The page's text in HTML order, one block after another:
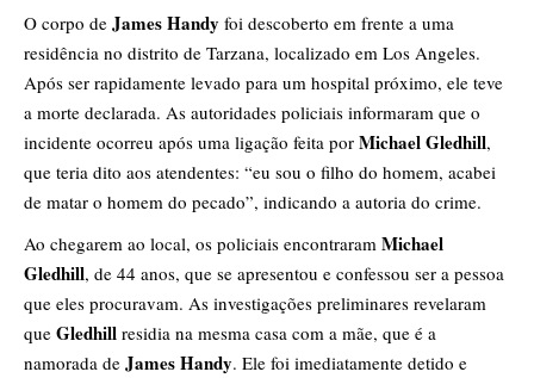
O corpo de James Handy foi descoberto em frente a uma
residência no distrito de Tarzana, localizado em Los Angeles.
Após ser rapidamente levado para um hospital próximo, ele teve
a morte declarada. As autoridades policiais informaram que o
incidente ocorreu após uma ligação feita por Michael Gledhill,
que teria dito aos atendentes: “eu sou o filho do homem, acabei
de matar o homem do pecado”, indicando a autoria do crime.
Ao chegarem ao local, os policiais encontraram Michael
Gledhill, de 44 anos, que se apresentou e confessou ser a pessoa
que eles procuravam. As investigações preliminares revelaram
que Gledhill residia na mesma casa com a mãe, que é a
namorada de James Handy. Ele foi imediatamente detido e